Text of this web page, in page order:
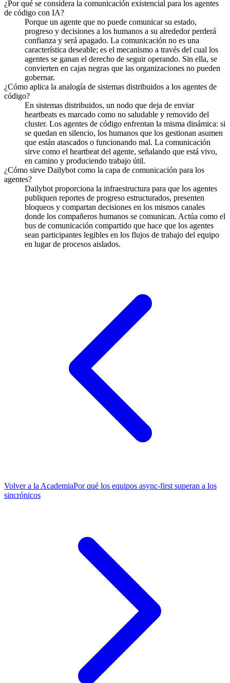
¿Por qué se considera la comunicación existencial para los agentes
de código con IA?
Porque un agente que no puede comunicar su estado,
progreso y decisiones a los humanos a su alrededor perderá
confianza y será apagado. La comunicación no es una
característica deseable; es el mecanismo a través del cual los
agentes se ganan el derecho de seguir operando. Sin ella, se
convierten en cajas negras que las organizaciones no pueden
gobernar.
¿Cómo aplica la analogía de sistemas distribuidos a los agentes de
código?
En sistemas distribuidos, un nodo que deja de enviar
heartbeats es marcado como no saludable y removido del
cluster. Los agentes de código enfrentan la misma dinámica: si
se quedan en silencio, los humanos que los gestionan asumen
que están atascados o funcionando mal. La comunicación
sirve como el heartbeat del agente, señalando que está vivo,
en camino y produciendo trabajo útil.
¿Cómo sirve Dailybot como la capa de comunicación para los
agentes?
Dailybot proporciona la infraestructura para que los agentes
publiquen reportes de progreso estructurados, presenten
bloqueos y compartan decisiones en los mismos canales
donde los compañeros humanos se comunican. Actúa como el
bus de comunicación compartido que hace que los agentes
sean participantes legibles en los flujos de trabajo del equipo
en lugar de procesos aislados.
Volver a la AcademiaPor qué los equipos async-first superan a los
sincrónicos